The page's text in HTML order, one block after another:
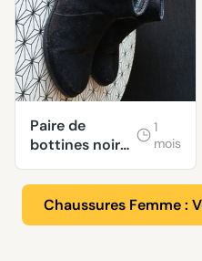
Paire de
bottines noires
en 37.
1
mois
Chaussures Femme :